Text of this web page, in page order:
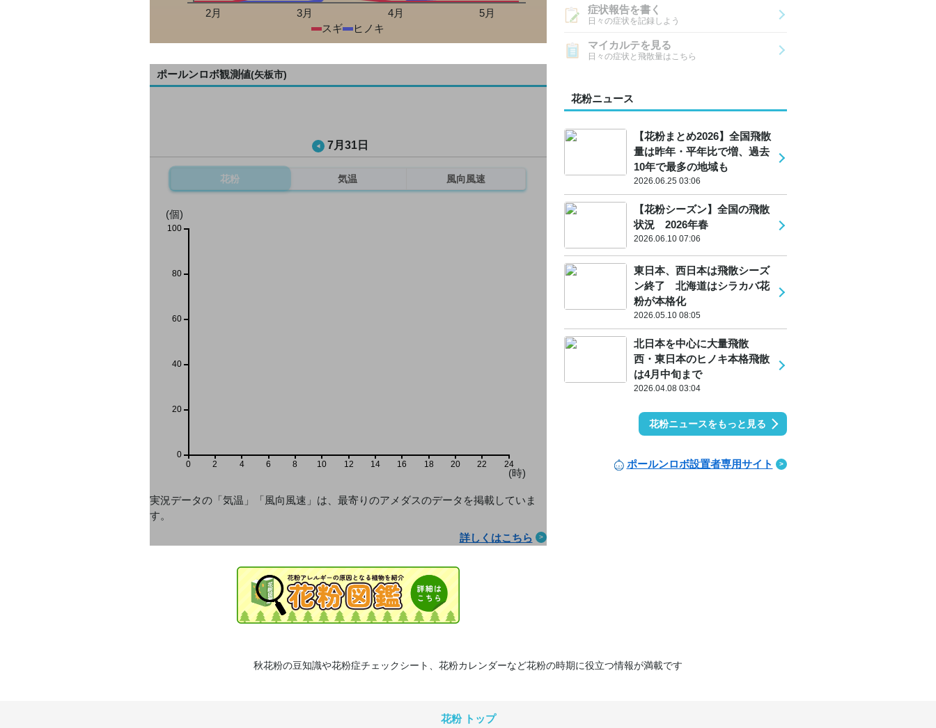
2月 3月 4月
5月
スギ
ヒノキ
ポールンロボ観測値(矢板市)
7月31日
花粉 気温 風向風速
0 2 4 6 8 10 12 14 16 18 20 22 24
(個)
(時)
0
20
40
60
80
100
実況データの「気温」「風向風速」は、最寄りのアメダスのデータを掲載していま
す。
詳しくはこちら
症状報告を書く
日々の症状を記録しよう
マイカルテを見る
日々の症状と飛散量はこちら
花粉ニュース
【花粉まとめ2026】全国飛散
量は昨年・平年比で増、過去
10年で最多の地域も
2026.06.25 03:06
【花粉シーズン】全国の飛散
状況 2026年春
2026.06.10 07:06
東日本、西日本は飛散シーズ
ン終了 北海道はシラカバ花
粉が本格化
2026.05.10 08:05
北日本を中心に大量飛散
西・東日本のヒノキ本格飛散
は4月中旬まで
2026.04.08 03:04
花粉ニュースをもっと見る
ポールンロボ設置者専用サイト
秋花粉の豆知識や花粉症チェックシート、花粉カレンダーなど花粉の時期に役立つ情報が満載です
花粉 トップ